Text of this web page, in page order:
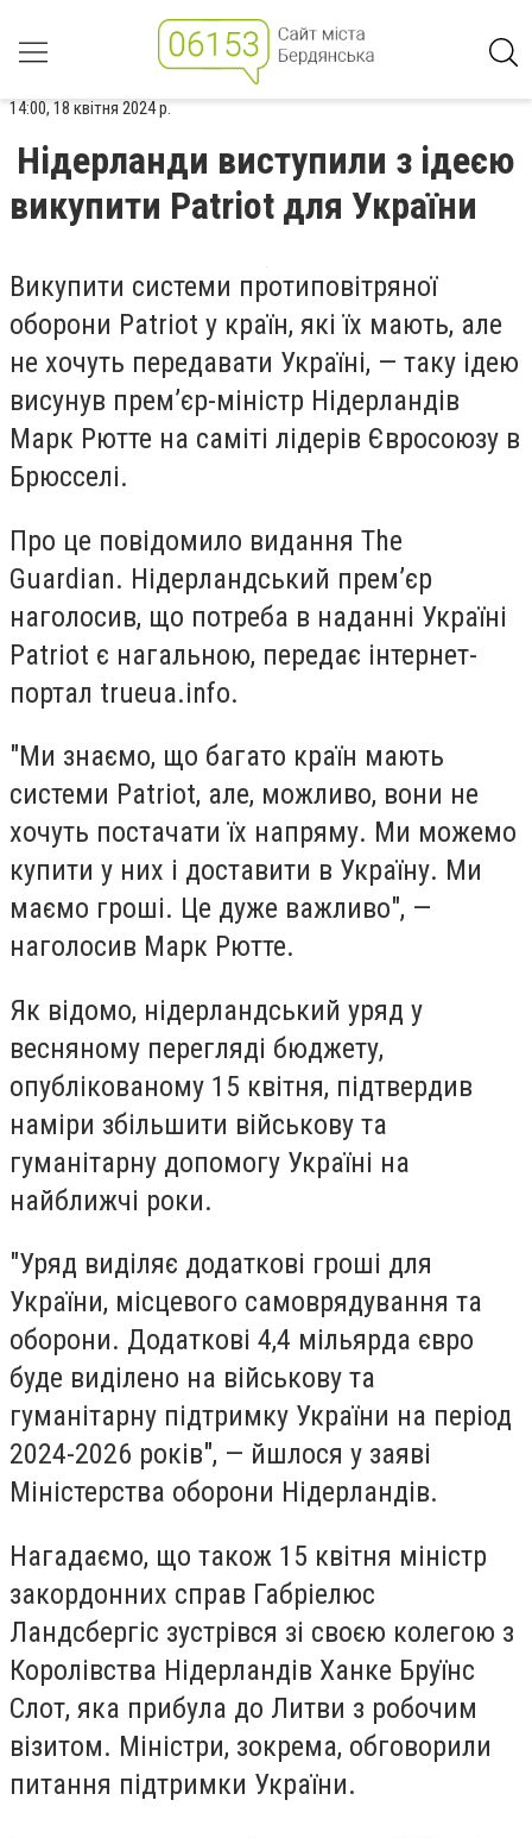
14:00, 18 квітня 2024 р.
Нідерланди виступили з ідеєю
викупити Patriot для України
Викупити системи протиповітряної
оборони Patriot у країн, які їх мають, але
не хочуть передавати Україні, — таку ідею
висунув прем’єр-міністр Нідерландів
Марк Рютте на саміті лідерів Євросоюзу в
Брюсселі.
Про це повідомило видання The
Guardian. Нідерландський прем’єр
наголосив, що потреба в наданні Україні
Patriot є нагальною, передає інтернет-
портал trueua.info.
"Ми знаємо, що багато країн мають
системи Patriot, але, можливо, вони не
хочуть постачати їх напряму. Ми можемо
купити у них і доставити в Україну. Ми
маємо гроші. Це дуже важливо", —
наголосив Марк Рютте.
Як відомо, нідерландський уряд у
весняному перегляді бюджету,
опублікованому 15 квітня, підтвердив
наміри збільшити військову та
гуманітарну допомогу Україні на
найближчі роки.
"Уряд виділяє додаткові гроші для
України, місцевого самоврядування та
оборони. Додаткові 4,4 мільярда євро
буде виділено на військову та
гуманітарну підтримку України на період
2024-2026 років", — йшлося у заяві
Міністерства оборони Нідерландів.
Нагадаємо, що також 15 квітня міністр
закордонних справ Габріелюс
Ландсбергіс зустрівся зі своєю колегою з
Королівства Нідерландів Ханке Бруїнс
Слот, яка прибула до Литви з робочим
візитом. Міністри, зокрема, обговорили
питання підтримки України.